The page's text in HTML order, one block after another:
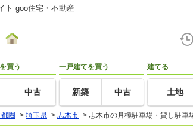
ト goo住宅・不動産
買う
中古
一戸建てを買う
新築 中古
建てる
土地
圏 > 埼玉県 > 志木市 > 志木市の月極駐車場・貸し駐車